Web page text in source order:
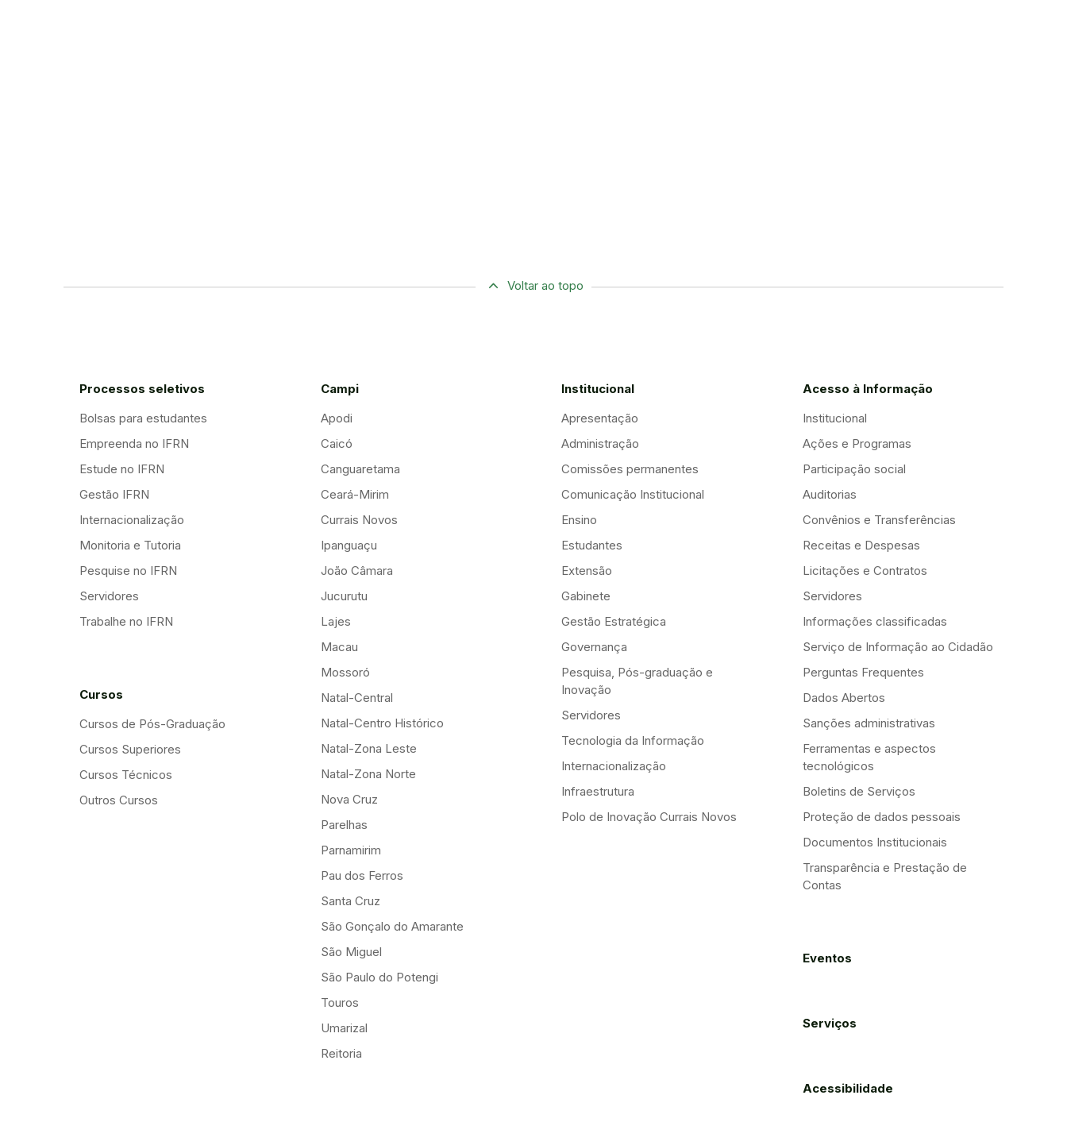
Voltar ao topo
Processos seletivos
Bolsas para estudantes
Empreenda no IFRN
Estude no IFRN
Gestão IFRN
Internacionalização
Monitoria e Tutoria
Pesquise no IFRN
Servidores
Trabalhe no IFRN
Cursos
Cursos de Pós-Graduação
Cursos Superiores
Cursos Técnicos
Outros Cursos
Campi
Apodi
Caicó
Canguaretama
Ceará-Mirim
Currais Novos
Ipanguaçu
João Câmara
Jucurutu
Lajes
Macau
Mossoró
Natal-Central
Natal-Centro Histórico
Natal-Zona Leste
Natal-Zona Norte
Nova Cruz
Parelhas
Parnamirim
Pau dos Ferros
Santa Cruz
São Gonçalo do Amarante
São Miguel
São Paulo do Potengi
Touros
Umarizal
Reitoria
Institucional
Apresentação
Administração
Comissões permanentes
Comunicação Institucional
Ensino
Estudantes
Extensão
Gabinete
Gestão Estratégica
Governança
Pesquisa, Pós-graduação e
Inovação
Servidores
Tecnologia da Informação
Internacionalização
Infraestrutura
Polo de Inovação Currais Novos
Acesso à Informação
Institucional
Ações e Programas
Participação social
Auditorias
Convênios e Transferências
Receitas e Despesas
Licitações e Contratos
Servidores
Informações classificadas
Serviço de Informação ao Cidadão
Perguntas Frequentes
Dados Abertos
Sanções administrativas
Ferramentas e aspectos
tecnológicos
Boletins de Serviços
Proteção de dados pessoais
Documentos Institucionais
Transparência e Prestação de
Contas
Eventos
Serviços
Acessibilidade